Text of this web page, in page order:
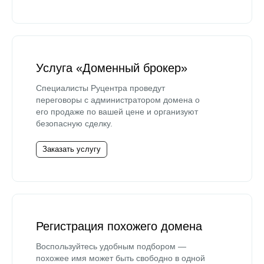
Услуга «Доменный брокер»
Специалисты Руцентра проведут
переговоры с администратором домена о
его продаже по вашей цене и организуют
безопасную сделку.
Заказать услугу
Регистрация похожего домена
Воспользуйтесь удобным подбором —
похожее имя может быть свободно в одной